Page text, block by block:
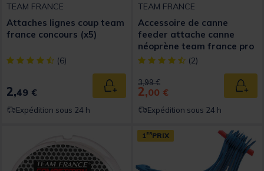
TEAM FRANCE
Attaches lignes coup team
france concours (x5)
[object Object] out of 5 Customer Rating
(6)
2,49 € Ajouter au panier
Expédition sous 24 h
TEAM FRANCE
Accessoire de canne
feeder attache canne
néoprène team france pro
feeder
[object Object] out of 5
(2)
Price reduced from
3,99 €to
2,00 €
Expédition sous 24 h
1ERPRIX